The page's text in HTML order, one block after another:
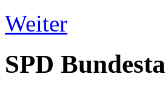
Weiter
SPD